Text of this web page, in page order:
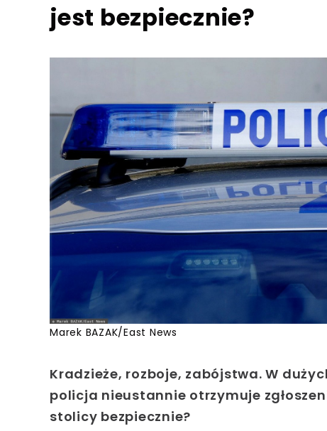
jest bezpiecznie?
Marek BAZAK/East News
Kradzieże, rozboje, zabójstwa. W
policja nieustannie otrzymuje
stolicy bezpiecznie?